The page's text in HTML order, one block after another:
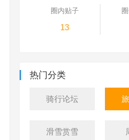
圈内贴子
13
热门分类
骑行论坛
滑雪赏雪